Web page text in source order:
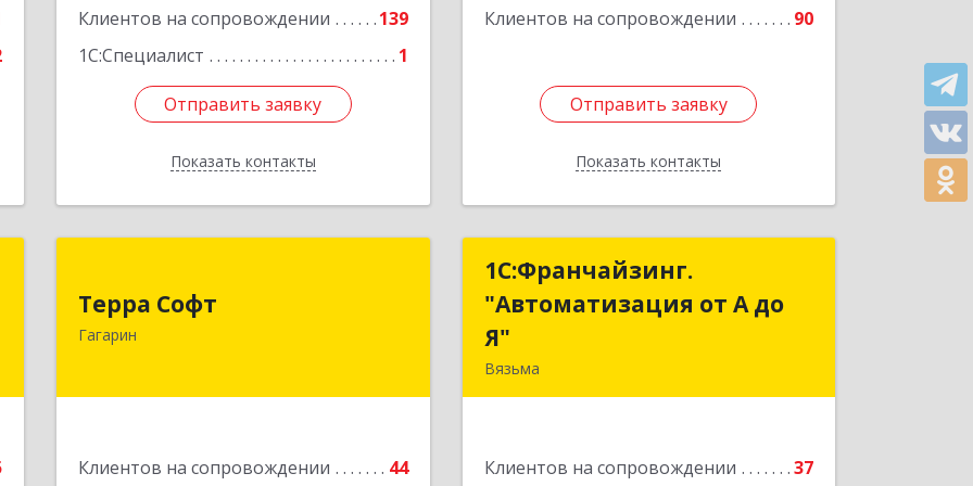
Клиентов на сопровождении
139
1С:Специалист
1
Отправить заявку
Показать контакты
Отправить заявку
Назад
Клиентов на сопровождении 90
Отправить заявку
Показать контакты
Отправить заявку
Назад
Терра Софт
Гагарин
Клиентов на сопровождении
44
215010, Смоленская обл, Гагарин г,
Подробнее
1С:Франчайзинг.
"Автоматизация от А до
Я"
Вязьма
Клиентов на сопровождении
37
1С:Франчайзинг.
"Автоматизация от А до
Подробнее